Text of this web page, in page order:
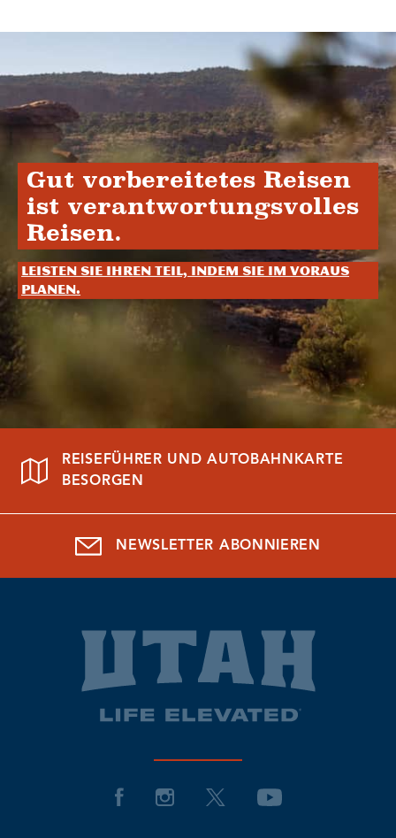
Gut vorbereitetes Reisen
ist verantwortungsvolles
Reisen.
Leisten Sie Ihren Teil, indem Sie im Voraus
planen.
REISEFÜHRER UND AUTOBAHNKARTE
BESORGEN
NEWSLETTER ABONNIEREN